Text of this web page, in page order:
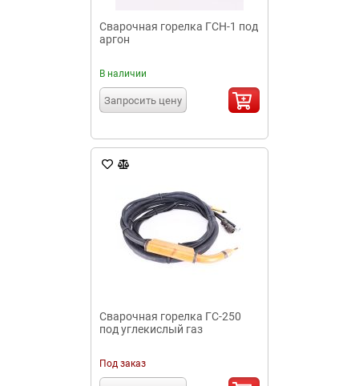
Сварочная горелка ГСН-1 под
аргон
В наличии
Запросить цену
Сварочная горелка ГС-250
под углекислый газ
Под заказ